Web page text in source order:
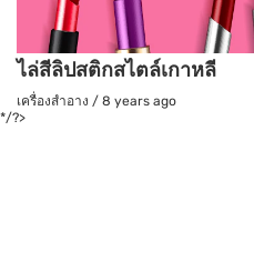
ไล่สีลิปสติกสไตล์เกาหลี
เครื่องสำอาง / 8 years ago
*/?>